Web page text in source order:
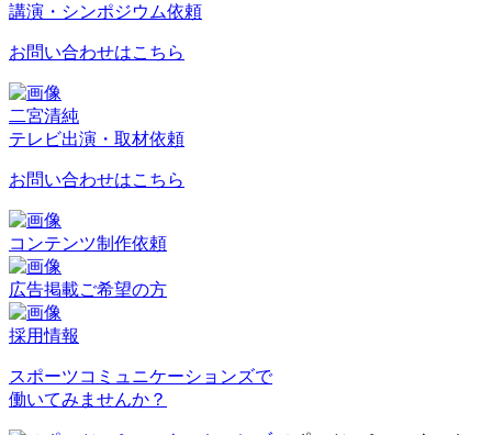
講演・シンポジウム依頼
お問い合わせはこちら
二宮清純
テレビ出演・取材依頼
お問い合わせはこちら
コンテンツ制作依頼
広告掲載ご希望の方
採用情報
スポーツコミュニケーションズで
働いてみませんか？